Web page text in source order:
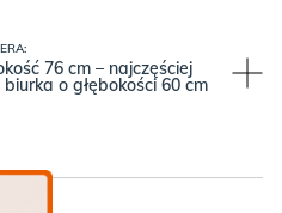
76 cm – najczęściej
o głębokości 60 cm